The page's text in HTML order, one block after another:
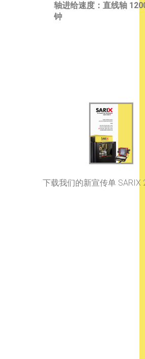
轴进给速度：直线轴
钟
下载我们的新宣传单 SARIX